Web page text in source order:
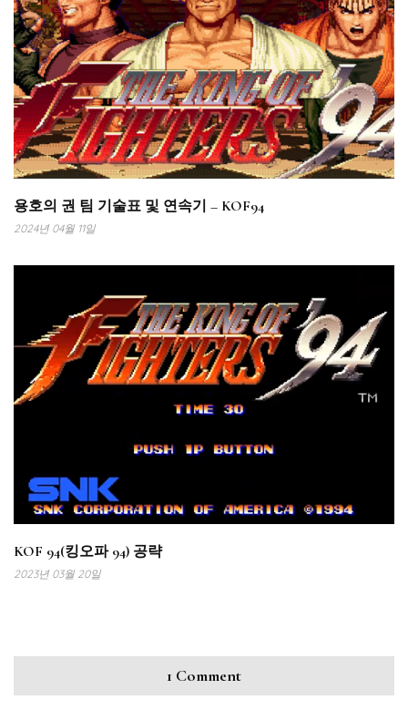
용호의 권 팀 기술표 및 연속기 – KOF94
2024년 04월 11일
KOF 94(킹오파 94) 공략
2023년 03월 20일
1 Comment